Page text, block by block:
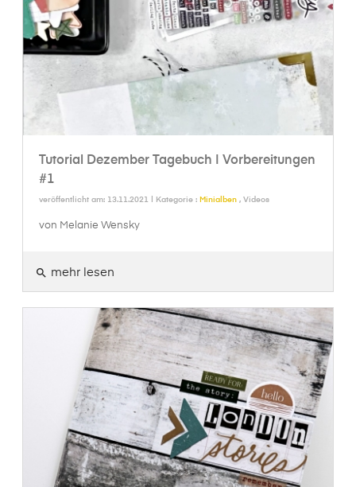
Tutorial Dezember Tagebuch | Vorbereitungen
#1
veröffentlicht am: 13.11.2021 | Kategorie : Minialben , Videos
von Melanie Wensky
search mehr lesen